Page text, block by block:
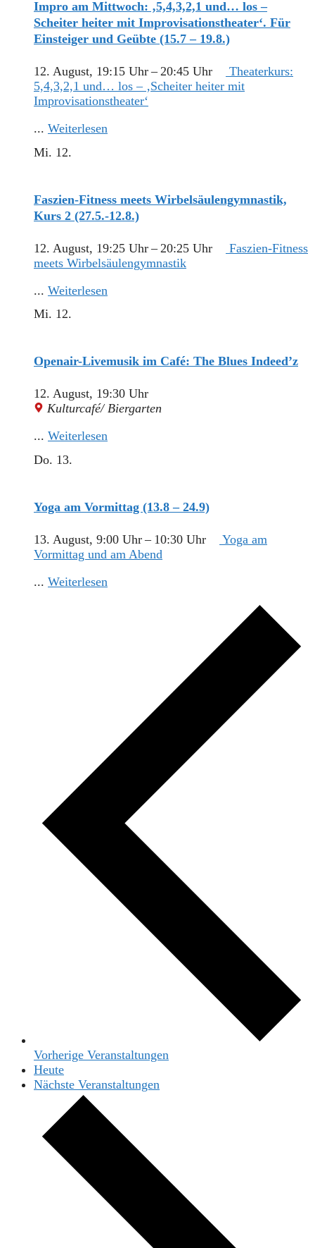
Impro am Mittwoch: ‚5,4,3,2,1 und… los –
Scheiter heiter mit Improvisationstheater‘. Für
Einsteiger und Geübte (15.7 – 19.8.)
12. August, 19:15 Uhr–20:45 Uhr
Theaterkurs:
5,4,3,2,1 und… los – ‚Scheiter heiter mit
Improvisationstheater‘
... Weiterlesen
Mi. 12.
Faszien-Fitness meets Wirbelsäulengymnastik,
Kurs 2 (27.5.-12.8.)
12. August, 19:25 Uhr– 20:25 Uhr
Faszien-Fitness
meets Wirbelsäulengymnastik
... Weiterlesen
Mi. 12.
Openair-Livemusik im Café: The Blues Indeed’z
12. August, 19:30 Uhr
Kulturcafé/ Biergarten
... Weiterlesen
Do. 13.
Yoga am Vormittag (13.8 – 24.9)
13. August, 9:00 Uhr– 10:30 Uhr
Yoga am
Vormittag und am Abend
... Weiterlesen
Vorherige Veranstaltungen
Heute
Nächste Veranstaltungen